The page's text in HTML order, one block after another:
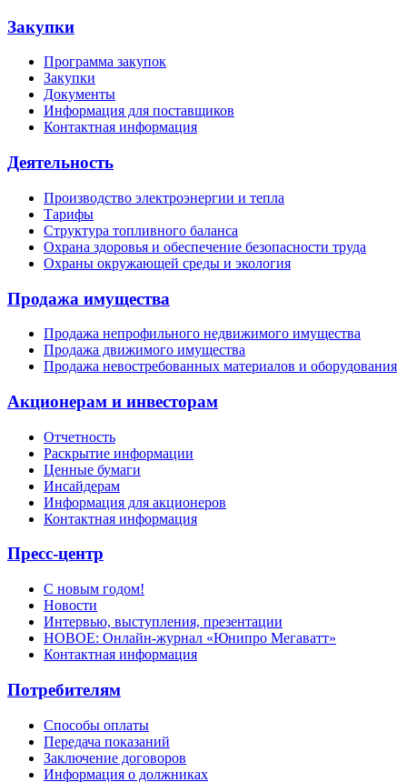
Закупки
Программа закупок
Закупки
Документы
Информация для поставщиков
Контактная информация
Деятельность
Производство электроэнергии и тепла
Тарифы
Структура топливного баланса
Охрана здоровья и обеспечение безопасности труда
Охраны окружающей среды и экология
Продажа имущества
Продажа непрофильного недвижимого имущества
Продажа движимого имущества
Продажа невостребованных материалов и оборудования
Акционерам и инвесторам
Отчетность
Раскрытие информации
Ценные бумаги
Инсайдерам
Информация для акционеров
Контактная информация
Пресс-центр
С новым годом!
Новости
Интервью, выступления, презентации
НОВОЕ: Онлайн-журнал «Юнипро Мегаватт»
Контактная информация
Потребителям
Способы оплаты
Передача показаний
Заключение договоров
Информация о должниках